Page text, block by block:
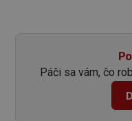
Páči sa vám, čo